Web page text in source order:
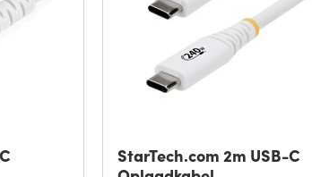
StarTech.com 2m USB-C